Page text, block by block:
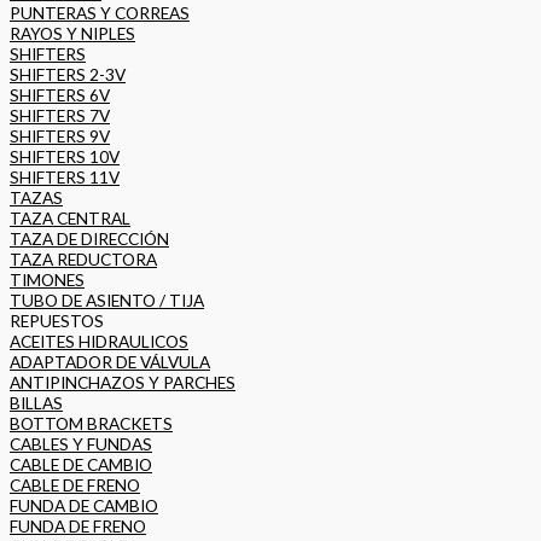
PUNTERAS Y CORREAS
RAYOS Y NIPLES
SHIFTERS
SHIFTERS 2-3V
SHIFTERS 6V
SHIFTERS 7V
SHIFTERS 9V
SHIFTERS 10V
SHIFTERS 11V
TAZAS
TAZA CENTRAL
TAZA DE DIRECCIÓN
TAZA REDUCTORA
TIMONES
TUBO DE ASIENTO / TIJA
REPUESTOS
ACEITES HIDRAULICOS
ADAPTADOR DE VÁLVULA
ANTIPINCHAZOS Y PARCHES
BILLAS
BOTTOM BRACKETS
CABLES Y FUNDAS
CABLE DE CAMBIO
CABLE DE FRENO
FUNDA DE CAMBIO
FUNDA DE FRENO